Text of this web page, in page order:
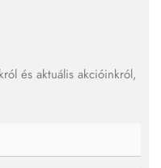
és aktuális akcióinkról,